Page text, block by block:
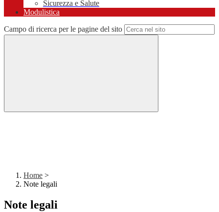
Sicurezza e Salute
Modulistica
Campo di ricerca per le pagine del sito
Home >
Note legali
Note legali